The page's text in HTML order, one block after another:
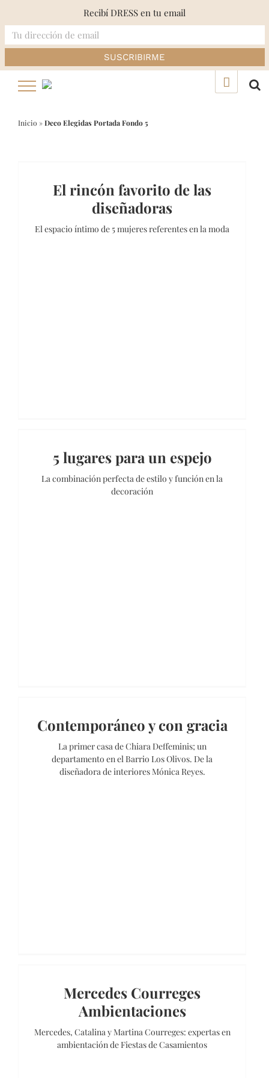
Inicio »Deco Elegidas Portada Fondo 5
El rincón favorito de las
diseñadoras
El espacio íntimo de 5 mujeres referentes en la moda
5 lugares para un espejo
La combinación perfecta de estilo y función en la
decoración
Contemporáneo y con gracia
La primer casa de Chiara Deffeminis; un
departamento en el Barrio Los Olivos. De la
diseñadora de interiores Mónica Reyes.
Mercedes Courreges
Ambientaciones
Mercedes, Catalina y Martina Courreges: expertas en
ambientación de Fiestas de Casamientos
Recibí DRESS en tu email